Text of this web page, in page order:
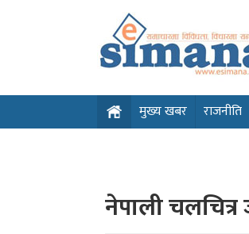
मुख्य खबर राजनीति
नेपाली चलचित्र